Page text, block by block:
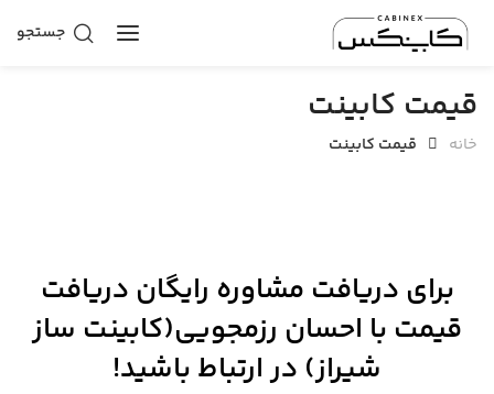
جستجو
قیمت کابینت
خانه قیمت کابینت
برای دریافت مشاوره رایگان دریافت
قیمت با احسان رزمجویی(کابینت ساز
شیراز) در ارتباط باشید!